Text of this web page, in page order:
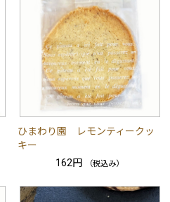
ひまわり園 レモンティークッ
キー
162円
（税込み）